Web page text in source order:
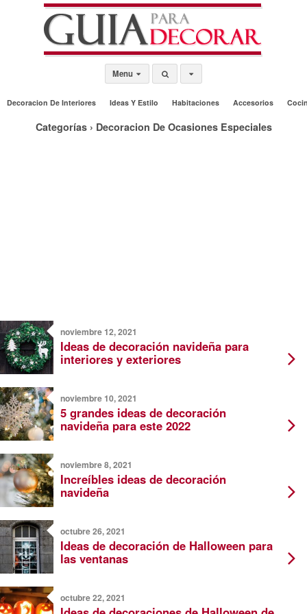
Menu
Decoracion De Interiores Ideas Y Estilo Habitaciones Accesorios
Categorías › Decoracion De Ocasiones Especiales
noviembre 12, 2021
Ideas de decoración navideña para
interiores y exteriores
noviembre 10, 2021
5 grandes ideas de decoración
navideña para este 2022
noviembre 8, 2021
Increíbles ideas de decoración
navideña
octubre 26, 2021
Ideas de decoración de Halloween para
las ventanas
octubre 22, 2021